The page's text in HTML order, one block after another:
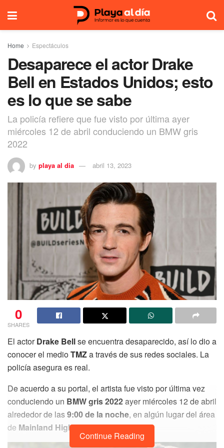
Home Espectáculos
Desaparece el actor Drake
Bell en Estados Unidos; esto
es lo que se sabe
La policía refiere que fue visto por última ayer
miércoles 12 de abril conduciendo un BMW gris
2022
by playa al dia abril 13, 2023
0
SHARES
El actorDrake Bellse encuentra desaparecido, así lo dio a
conocer el medioTMZa través de sus redes sociales. La
policía asegura es real.
De acuerdo a su portal, el artista fue visto por última vez
conduciendo un BMW gris 2022ayer miércoles 12 de abril
alrededor de las9:00 de la noche, en algún lugar del área
de Mainland High School.
Continue Reading